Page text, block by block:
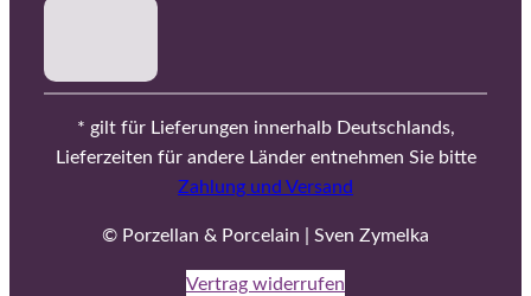
* gilt für Lieferungen innerhalb Deutschlands,
Lieferzeiten für andere Länder entnehmen Sie bitte
Zahlung und Versand
© Porzellan & Porcelain | Sven Zymelka
Vertrag widerrufen